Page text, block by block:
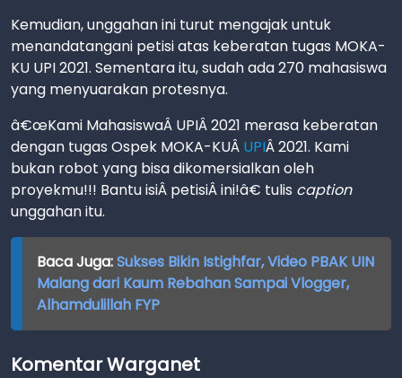
Kemudian, unggahan ini turut mengajak untuk
menandatangani petisi atas keberatan tugas MOKA-
KU UPI 2021. Sementara itu, sudah ada 270 mahasiswa
yang menyuarakan protesnya.
â€œKami MahasiswaÂ UPIÂ 2021 merasa keberatan
dengan tugas Ospek MOKA-KUÂ UPIÂ 2021. Kami
bukan robot yang bisa dikomersialkan oleh
proyekmu!!! Bantu isiÂ petisiÂ ini!â€ tulis caption
unggahan itu.
Baca Juga:Sukses Bikin Istighfar, Video PBAK UIN
Malang dari Kaum Rebahan Sampai Vlogger,
Alhamdulillah FYP
Komentar Warganet